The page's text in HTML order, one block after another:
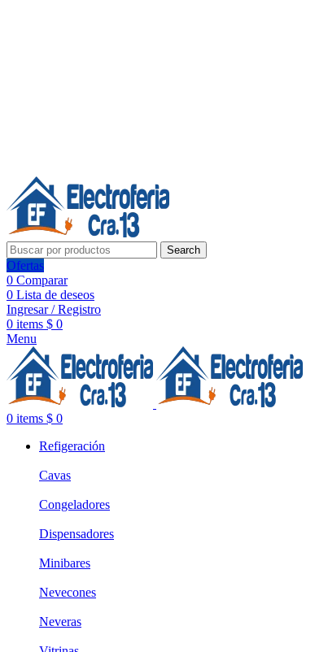
Search
Ofertas
0 Comparar
0 Lista de deseos
Ingresar / Registro
0 items $ 0
Menu
0 items $ 0
Refigeración
Cavas
Congeladores
Dispensadores
Minibares
Nevecones
Neveras